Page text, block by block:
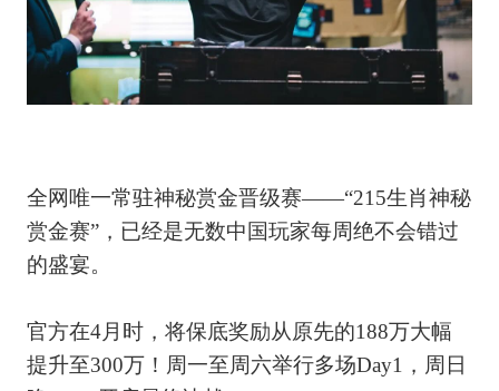
全网唯一常驻神秘赏金晋级赛——“215生肖神秘
赏金赛”，已经是无数中国玩家每周绝不会错过
的盛宴。
官方在4月时，将保底奖励从原先的188万大幅
提升至300万！周一至周六举行多场Day1，周日